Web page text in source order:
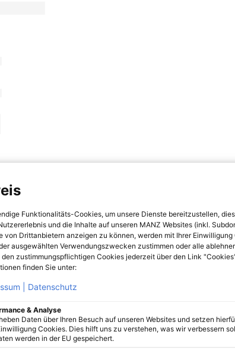
Funktionalitäts-Cookies, um unsere Dienste bereitzustellen,
und die Inhalte auf unseren MANZ Websites (inkl.
von Drittanbietern anzeigen zu können, werden mit Ihrer Einwilligung
ausgewählten Verwendungszwecken zustimmen oder alle
zustimmungspflichtigen Cookies jederzeit über den Link
finden Sie unter:
| Datenschutz
& Analyse
Daten über Ihren Besuch auf unseren Websites und setzen
Cookies. Dies hilft uns zu verstehen, was wir verbessern
werden in der EU gespeichert.